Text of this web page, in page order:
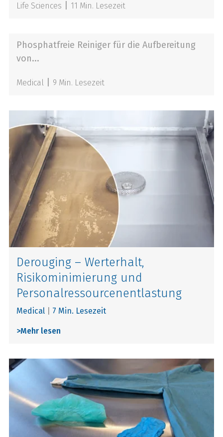
Life Sciences 11 Min. Lesezeit
Phosphatfreie Reiniger für die Aufbereitung
von...
Medical 9 Min. Lesezeit
Derouging – Werterhalt,
Risikominimierung und
Personalressourcenentlastung
Medical 7 Min. Lesezeit
>Mehr lesen